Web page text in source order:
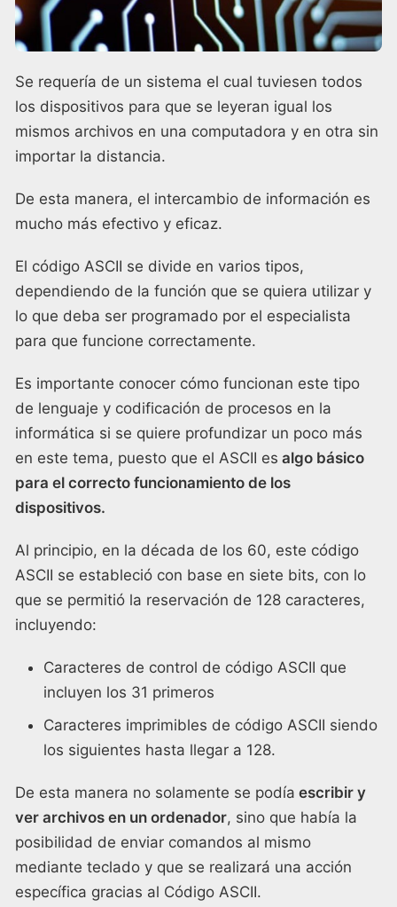
Se requería de un sistema el cual tuviesen todos
los dispositivos para que se leyeran igual los
mismos archivos en una computadora y en otra sin
importar la distancia.
De esta manera, el intercambio de información es
mucho más efectivo y eficaz.
El código ASCII se divide en varios tipos,
dependiendo de la función que se quiera utilizar y
lo que deba ser programado por el especialista
para que funcione correctamente.
Es importante conocer cómo funcionan este tipo
de lenguaje y codificación de procesos en la
informática si se quiere profundizar un poco más
en este tema, puesto que el ASCII es algo básico
para el correcto funcionamiento de los
dispositivos.
Al principio, en la década de los 60, este código
ASCII se estableció con base en siete bits, con lo
que se permitió la reservación de 128 caracteres,
incluyendo:
Caracteres de control de código ASCII que
incluyen los 31 primeros
Caracteres imprimibles de código ASCII siendo
los siguientes hasta llegar a 128.
De esta manera no solamente se podía escribir y
ver archivos en un ordenador, sino que había la
posibilidad de enviar comandos al mismo
mediante teclado y que se realizará una acción
específica gracias al Código ASCII.